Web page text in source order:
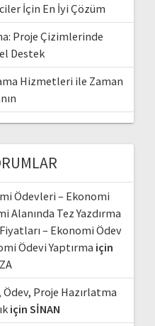
İçin En İyi Çözüm
Proje Çizimlerinde
Destek
Hizmetleri ile Zaman
Ödevleri – Ekonomi
Alanında Tez Yazdırma
– Ekonomi Ödev
Ödevi Yaptırma için
Proje Hazırlatma
için SİNAN